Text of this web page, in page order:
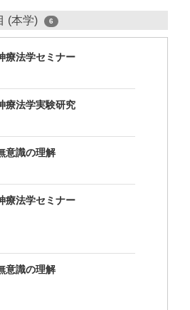
(本学) 6
療法学セミナー
療法学実験研究
意識の理解
療法学セミナー
意識の理解